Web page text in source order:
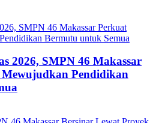
2026, SMPN 46 Makassar
Pendidikan